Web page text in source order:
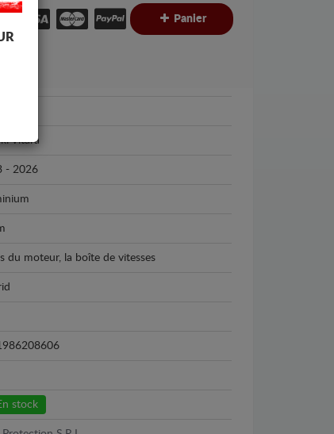
Panier
Vitara
- 2026
du moteur, la boîte de vitesses
stock